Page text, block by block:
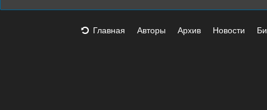
Главная Авторы Архив Новости